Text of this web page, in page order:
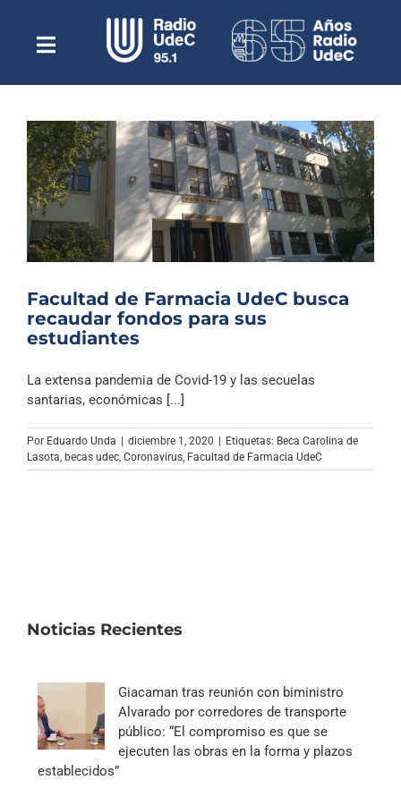
contenidoToggle
NavigationEscuchar Radio UdeC en vivo
Quiénes Somos
Programación
Podcast
Noticias
Reportajes
Columnas
Especiales
Facultad de Farmacia UdeC busca
recaudar fondos para sus
estudiantes
La extensa pandemia de Covid-19 y las secuelas
santarias, económicas [...]
Por Eduardo Unda diciembre 1, 2020 Etiquetas: Beca Carolina de
Lasota, becas udec, Coronavirus, Facultad de Farmacia UdeC
Noticias Recientes
Giacaman tras reunión con biministro
Alvarado por corredores de transporte
público: “El compromiso es que se
ejecuten las obras en la forma y plazos
establecidos”